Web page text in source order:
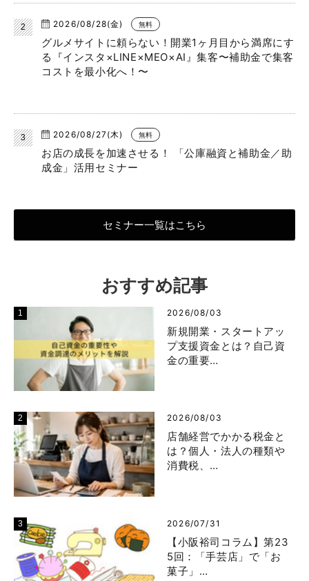
2026/08/28(金) 無料
グルメサイトに頼らない！開業1ヶ月目から満席にす
る『インスタ×LINE×MEO×AI』集客〜補助金で集客
コストを最小化へ！〜
2026/08/27(木) 無料
お店の成長を加速させる！ 「公庫融資と補助金／助
成金」活用セミナー
セミナー一覧はこちら
おすすめ記事
2026/08/03
新規開業・スタートアッ
プ支援資金とは？自己資
金の重要…
2026/08/03
店舗経営でかかる税金と
は？個人・法人の種類や
消費税、…
2026/07/31
【小阪裕司コラム】第23
5回：「手芸店」で「お
菓子」…